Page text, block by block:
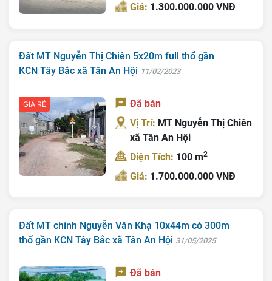
Giá: 1.300.000.000 VNĐ
Đất MT Nguyễn Thị Chiên 5x20m full thổ gần
KCN Tây Bắc xã Tân An Hội 11/02/2023
GIÁ RẺ
Đã bán
Vị Trí: MT Nguyễn Thị Chiên
xã Tân An Hội
Diện Tích: 100 m2
Giá: 1.700.000.000 VNĐ
Đất MT chính Nguyễn Văn Khạ 10x44m có 300m
thổ gần KCN Tây Bắc xã Tân An Hội 31/05/2025
Đã bán